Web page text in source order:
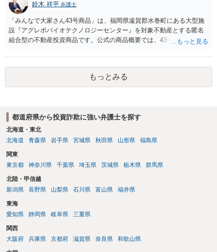
は、幇助による共同不法行為責任を理由に内容証明郵便を送ったり提
訴したりすることが多いですが、金に困って口座を譲渡した人も多
く、そのような口座開設者には目ぼしい資産がありませんので、そこ
までやるかどうかの検討も必要になるでしょう。なお、近時は、副業
された等の事案もあり、口座名義人の過失責任を問うことが微妙な事
案も出てきています。 投資詐欺事案で重要なのは、他の被害者も弁護
士へ依頼して同じ口座からの回収に動いている可能性が高いというこ
とです。そのため、とにかく他の被害者に先んじて回収できるか、そ
案では、被害者の誰かが公告期間満了前に仮差押えや差押えをしてし
まうケースが多いでしょう。なお、振り込め詐欺救済法の規定では、
えをすると被害分配手続は中止になってしまうため、配当を待つとい
う選択肢はなくなります。そのため、回収のためには一日も早く動く
必要があるわけです。 上記のような、投資詐欺の実情や処理方針を的
確に説明できているかどうかが、弁護士を信頼できるかどうかのポイ
ントになるでしょう。
鈴木 祥平 弁護士
「みんなで大家さん43号商品」は、福岡県遠賀郡水巻町にある大型施
設『アグレボバイオテクノロジーセンター』を対象不動産とする匿名
組合型の不動産投資商品です。公式の商品概要では、43号は想定利回
2025年7月31日、ただし対象不動産の売却が終わっていない場合は1年
を上限に延長することがあるとされています。 当初満了日が令和７年
７月３１日でしたが、令和７年6月に延長通知がなされて償還期限が令
和８年７月３１日になっております。その後、令和７年９月頃になる
とのことですが、残念ながら、現在の都市綜研インベストファンド
は、任意の請求や解除通知に対して積極的に対応している状況にはあ
りません。実際、弁護士名で送付した内容証明に対しても何ら回答が
ールのみで返還を受けることは難しく、法的手続を取らなければ実質
的に交渉のテーブルにも乗らないというのが実情です。 ご相談の「み
んなで大家さん43号」については、令和８年７月３１日が償還期限到
がら、期間満了による償還請求訴訟もにらんだ形で訴訟提起をするこ
とが考えられます。もっとも、現在は都市綜研インベストファンドと
の間で裁判上の和解が成立した案件についても、和解で約束された分
がって、訴訟を提起したとしても必ず回収できるとは申し上げられま
せん。 しかしながら、 ①会社から返答がない ②任意交渉が機能して
もっとみる
都道府県から投資詐欺に強い弁護士を探す
北海道・東北
北海道
青森県 岩手県 宮城県 秋田県 山形県 福島県
関東
東京都
神奈川県 千葉県 埼玉県 茨城県 栃木県 群馬県
北陸・甲信越
新潟県
長野県 山梨県 石川県 富山県 福井県
東海
愛知県
静岡県 岐阜県 三重県
関西
大阪府
兵庫県 京都府 滋賀県 奈良県 和歌山県